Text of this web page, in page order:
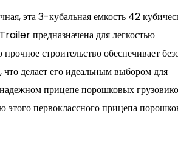
эта 3-кубальная емкость 42
предназначена для легкостью
строительство обеспечивает
что делает его идеальным выбором для
прицепе порошковых
первоклассного прицепа